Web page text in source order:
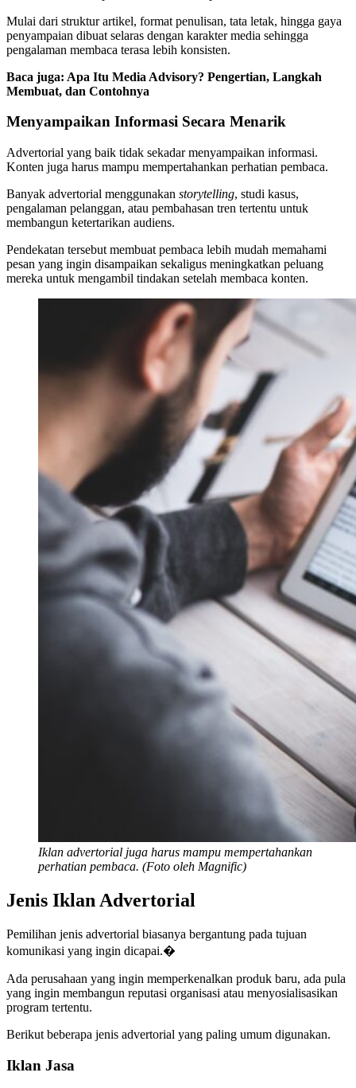
Mulai dari struktur artikel, format penulisan, tata letak, hingga gaya
penyampaian dibuat selaras dengan karakter media sehingga
pengalaman membaca terasa lebih konsisten.
Baca juga: Apa Itu Media Advisory? Pengertian, Langkah
Membuat, dan Contohnya
Menyampaikan Informasi Secara Menarik
Advertorial yang baik tidak sekadar menyampaikan informasi.
Konten juga harus mampu mempertahankan perhatian pembaca.
Banyak advertorial menggunakan storytelling, studi kasus,
pengalaman pelanggan, atau pembahasan tren tertentu untuk
membangun ketertarikan audiens.
Pendekatan tersebut membuat pembaca lebih mudah memahami
pesan yang ingin disampaikan sekaligus meningkatkan peluang
mereka untuk mengambil tindakan setelah membaca konten.
Iklan advertorial juga harus mampu mempertahankan
perhatian pembaca. (Foto oleh Magnific)
Jenis Iklan Advertorial
Pemilihan jenis advertorial biasanya bergantung pada tujuan
komunikasi yang ingin dicapai.�
Ada perusahaan yang ingin memperkenalkan produk baru, ada pula
yang ingin membangun reputasi organisasi atau menyosialisasikan
program tertentu.
Berikut beberapa jenis advertorial yang paling umum digunakan.
Iklan Jasa